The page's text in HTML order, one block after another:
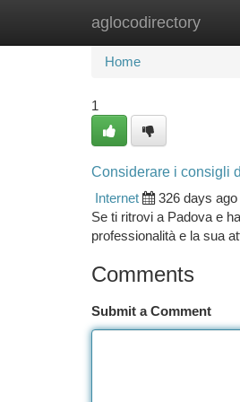
aglocodirectory
Home New Site
Home
1
Considerare i consigli
Internet
326 days ago
Se ti ritrovi a Padova e
professionalità e la sua
Comments
Submit a Comment